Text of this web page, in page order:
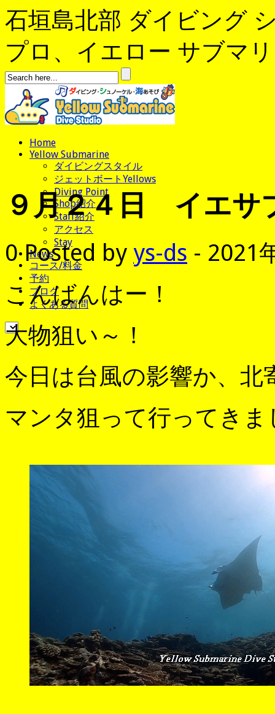
石垣島北部 ダイビング
プロ、イエロー サブマ
Home
Yellow Submarine
ダイビングスタイル
ジェットボートYellows
Diving Point
Shop紹介
Staff紹介
アクセス
Stay
News
コース/料金
予約
ブログ
よくある質問
９月２４日 イエサ
0 Posted by ys-ds - 2021
こんばんはー！
大物狙い～！
今日は台風の影響か、
マンタ狙って行ってきま